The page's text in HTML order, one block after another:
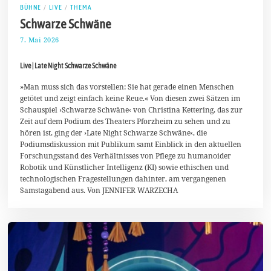
BÜHNE / LIVE / THEMA
Schwarze Schwäne
7. Mai 2026
M
i
0
2
6
Live | Late Night Schwarze Schwäne
»Man muss sich das vorstellen: Sie hat gerade einen Menschen
getötet und zeigt einfach keine Reue.« Von diesen zwei Sätzen im
Schauspiel ›Schwarze Schwäne‹ von Christina Kettering, das zur
Zeit auf dem Podium des Theaters Pforzheim zu sehen und zu
hören ist, ging der ›Late Night Schwarze Schwäne‹, die
Podiumsdiskussion mit Publikum samt Einblick in den aktuellen
Forschungsstand des Verhältnisses von Pflege zu humanoider
Robotik und Künstlicher Intelligenz (KI) sowie ethischen und
technologischen Fragestellungen dahinter, am vergangenen
Samstagabend aus. Von JENNIFER WARZECHA